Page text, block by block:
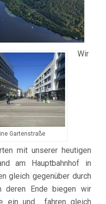
Gartenstraße
Wir
mit unserer heutigen
am Hauptbahnhof in
gleich gegenüber durch
deren Ende biegen wir
ein und fahren gleich